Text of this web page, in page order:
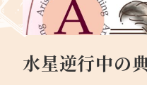
水星逆行中の